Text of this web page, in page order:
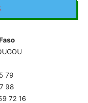
79
98
72 16